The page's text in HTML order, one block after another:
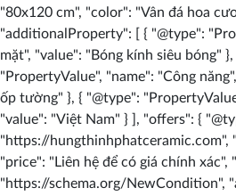
"80x120 cm", "color": "Vân đá hoa
"additionalProperty": [ { "@type":
mặt", "value": "Bóng kính siêu bóng" },
"PropertyValue", "name": "Công
ốp tường" }, { "@type":
"value": "Việt Nam" } ], "offers": {
"https://hungthinhphatceramic.com",
"price": "Liên hệ để có giá chính
"https://schema.org/NewCondition",